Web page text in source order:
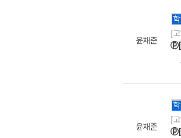
윤재준
학
[
ⓟ[
윤재준
학
[
ⓟ[